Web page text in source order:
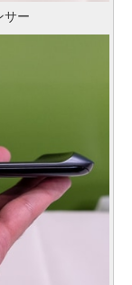
サー